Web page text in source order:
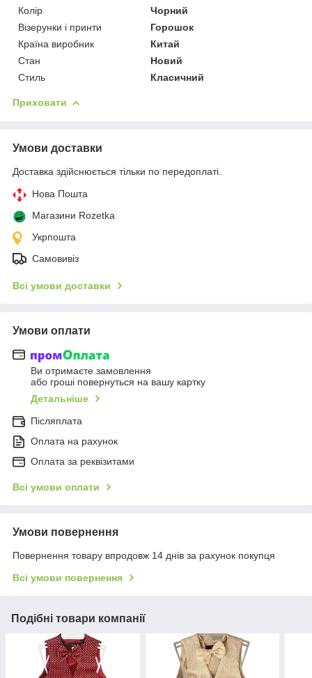
Колір
Чорний
Візерунки і принти
Горошок
Країна виробник
Китай
Стан
Новий
Стиль
Класичний
Приховати
Умови доставки
Доставка здійснюється тільки по передоплаті.
Нова Пошта
Магазини Rozetka
Укрпошта
Самовивіз
Всі умови доставки
Умови оплати
Ви отримаєте замовлення
або гроші повернуться на вашу картку
Детальніше
Післяплата
Оплата на рахунок
Оплата за реквізитами
Всі умови оплати
Умови повернення
Повернення товару впродовж 14 днів за рахунок покупця
Всі умови повернення
Подібні товари компанії